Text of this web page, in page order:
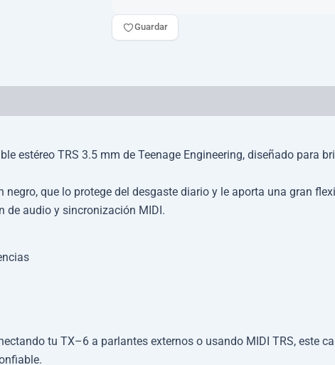
Guardar
estéreo TRS 3.5 mm de Teenage Engineering, diseñado para
que lo protege del desgaste diario y le aporta una gran
de audio y sincronización MIDI.
tu TX–6 a parlantes externos o usando MIDI TRS, este